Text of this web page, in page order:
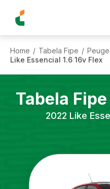
Home / Tabela Fipe /
Like Essencial 1.6 16v Flex
Tabela Fipe
2022 Like